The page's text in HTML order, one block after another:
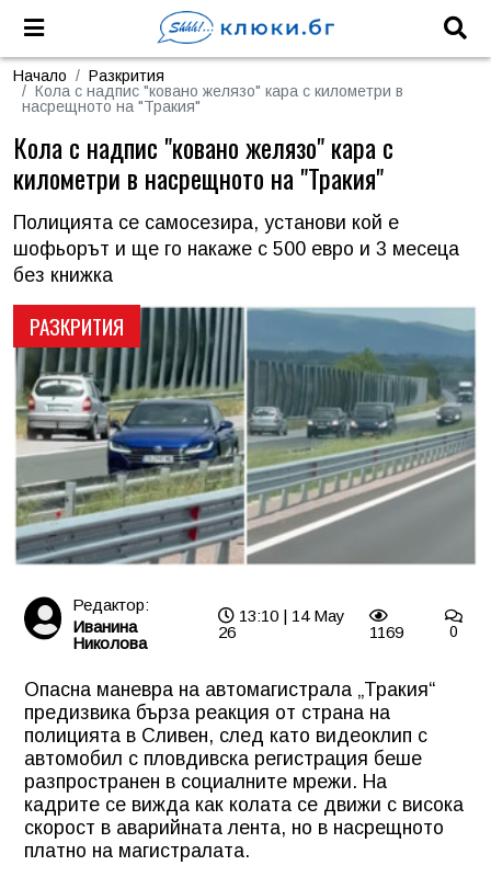
Начало
Разкрития
Кола с надпис "ковано желязо" кара с километри в
насрещното на "Тракия"
РАЗКРИТИЯ
Кола с надпис "ковано желязо" кара с
километри в насрещното на "Тракия"
Полицията се самосезира, установи кой е
шофьорът и ще го накаже с 500 евро и 3 месеца
без книжка
Редактор:
Иванина
Николова
13:10 | 14 May
26
1169 0
Опасна маневра на автомагистрала „Тракия“
предизвика бърза реакция от страна на
полицията в Сливен, след като видеоклип с
автомобил с пловдивска регистрация беше
разпространен в социалните мрежи. На
кадрите се вижда как колата се движи с висока
скорост в аварийната лента, но в насрещното
платно на магистралата.